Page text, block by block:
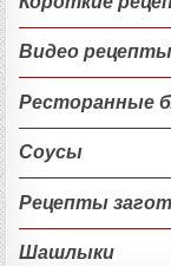
Видео рецепты
Ресторанные
Соусы
Рецепты
Шашлыки